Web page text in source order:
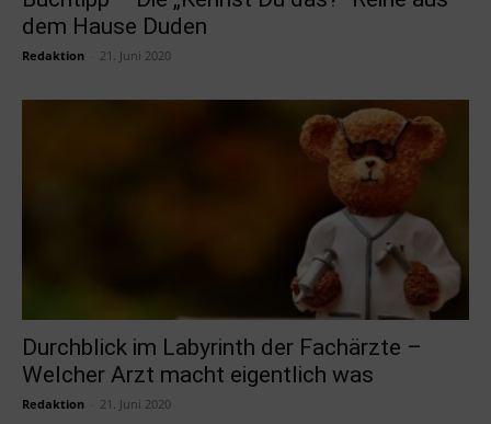
dem Hause Duden
Redaktion 21. Juni 2020
Durchblick im Labyrinth der Fachärzte –
Welcher Arzt macht eigentlich was
Redaktion 21. Juni 2020